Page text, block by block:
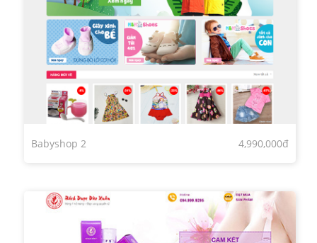
Babyshop 2 4,990,000đ